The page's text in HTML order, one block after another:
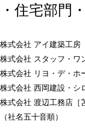
・住宅部門・
株式会社 アイ建築
株式会社 スタッフ・
株式会社 リヨ・デ・
株式会社 西岡建設・
株式会社 渡辺工務店
（社名五十音順）